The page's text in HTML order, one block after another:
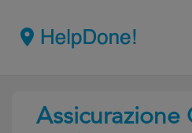
Assicurazione